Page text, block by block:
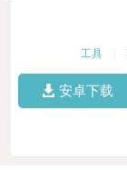
工具
安卓下载